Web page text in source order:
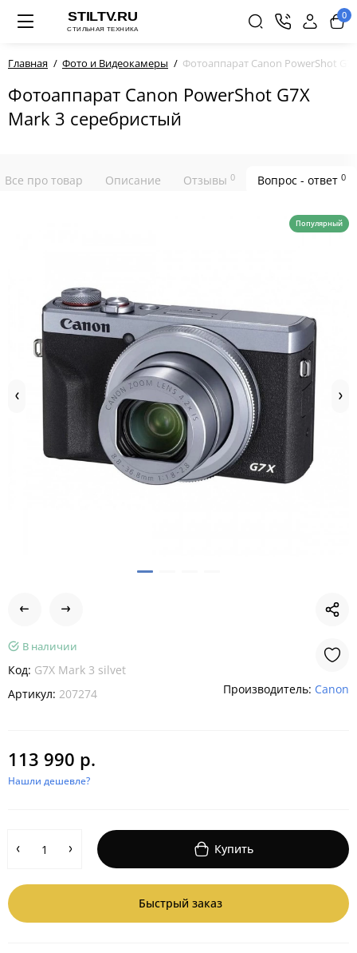
0
Главная Фото и Видеокамеры Фотоаппарат Canon PowerShot
Фотоаппарат Canon PowerShot G7X
Mark 3 серебристый
Все про товар Описание Отзывы 0 Вопрос - ответ 0
Популярный
В наличии
Код: G7X Mark 3 silvet
Артикул: 207274 Производитель: Canon
113 990 р.
Нашли дешевле?
Купить
Быстрый заказ